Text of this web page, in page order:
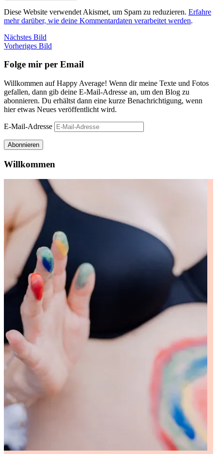
Diese Website verwendet Akismet, um Spam zu reduzieren. Erfahre
mehr darüber, wie deine Kommentardaten verarbeitet werden.
Nächstes Bild
Vorheriges Bild
Folge mir per Email
Willkommen auf Happy Average! Wenn dir meine Texte und Fotos
gefallen, dann gib deine E-Mail-Adresse an, um den Blog zu
abonnieren. Du erhältst dann eine kurze Benachrichtigung, wenn
hier etwas Neues veröffentlicht wird.
E-Mail-Adresse
Abonnieren
Willkommen